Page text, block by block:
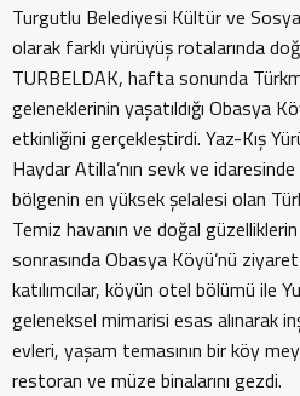
Turgutlu Belediyesi Kültür ve
olarak farklı yürüyüş rotalarında
TURBELDAK, hafta sonunda
geleneklerinin yaşatıldığı Obasya
etkinliğini gerçekleştirdi. Yaz-Kış
Haydar Atilla’nın sevk ve
bölgenin en yüksek şelalesi olan
Temiz havanın ve doğal güzelliklerin
sonrasında Obasya Köyü’nü
katılımcılar, köyün otel bölümü ile
geleneksel mimarisi esas alınarak
evleri, yaşam temasının bir köy
restoran ve müze binalarını gezdi.